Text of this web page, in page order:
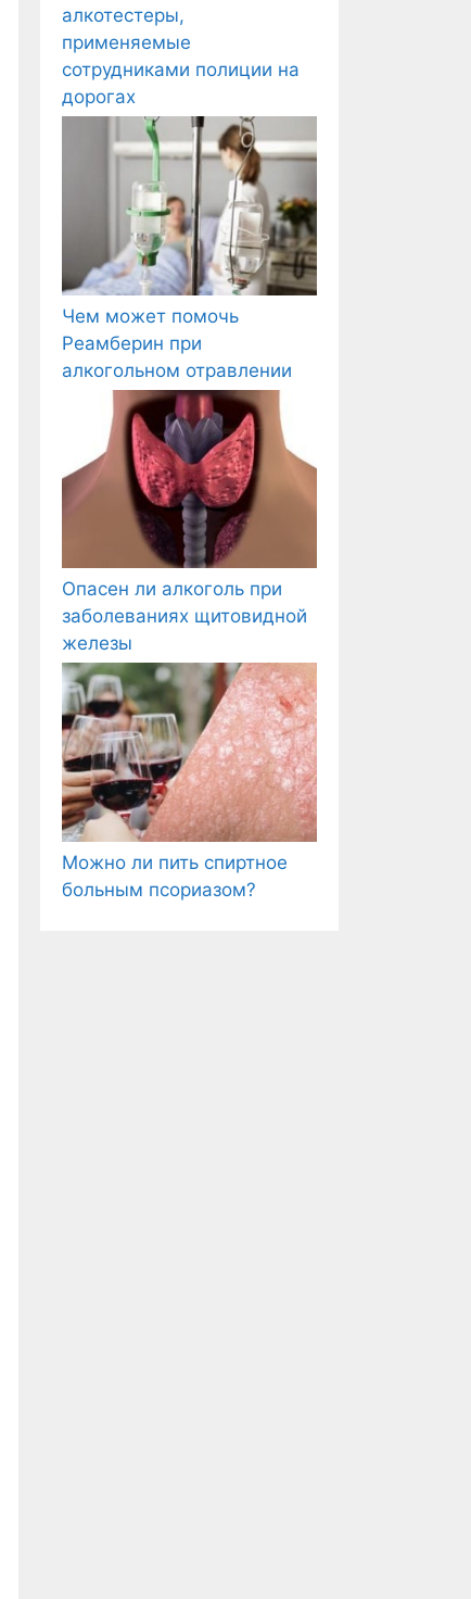
алкотестеры,
применяемые
сотрудниками полиции на
дорогах
Чем может помочь
Реамберин при
алкогольном отравлении
Опасен ли алкоголь при
заболеваниях щитовидной
железы
Можно ли пить спиртное
больным псориазом?